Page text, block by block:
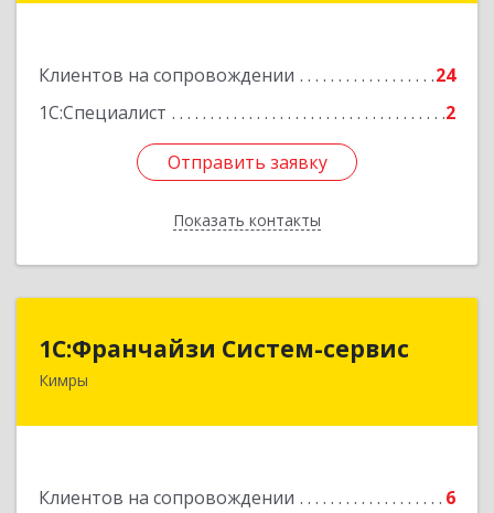
Клиентов на сопровождении
24
1С:Специалист
2
Отправить заявку
Показать контакты
Подробнее
Отправить заявку
Назад
1С:Франчайзи Систем-сервис
Кимры
Клиентов на сопровождении
6
1С:Франчайзи Систем-сервис